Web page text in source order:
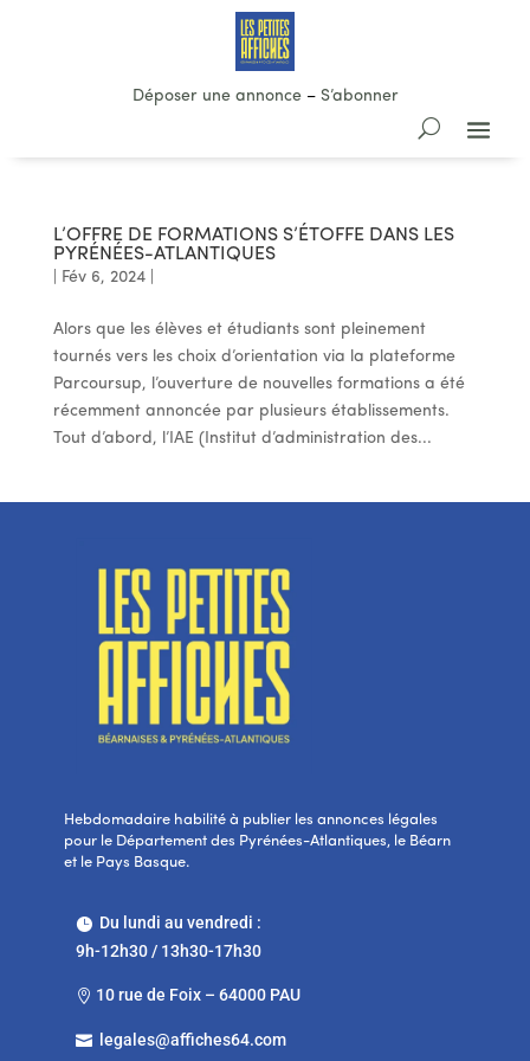
Déposer une annonce– S’abonner
L’OFFRE DE FORMATIONS S’ÉTOFFE DANS LES
PYRÉNÉES-ATLANTIQUES
Fév 6, 2024|
Alors que les élèves et étudiants sont pleinement
tournés vers les choix d’orientation via la plateforme
Parcoursup, l’ouverture de nouvelles formations a été
récemment annoncée par plusieurs établissements.
Tout d’abord, l’IAE (Institut d’administration des...
Hebdomadaire habilité à publier les annonces légales
pour le Département des Pyrénées-Atlantiques, le Béarn
et le Pays Basque.
Du lundi au vendredi :
9h-12h30 / 13h30-17h30
 10 rue de Foix – 64000 PAU
 legales@affiches64.com